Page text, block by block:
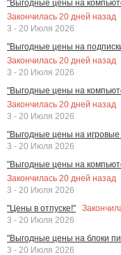
"Выгодные цены на
Закончилась 20 дней назад
3 - 20 Июля 2026
"Выгодные цены на
Закончилась 20 дней назад
3 - 20 Июля 2026
"Выгодные цены на
Закончилась 20 дней назад
3 - 20 Июля 2026
"Выгодные цены на игровые
3 - 20 Июля 2026
"Выгодные цены на
Закончилась 20 дней назад
3 - 20 Июля 2026
"Цены в отпуске!"
3 - 20 Июля 2026
"Выгодные цены на блоки
3 - 20 Июля 2026